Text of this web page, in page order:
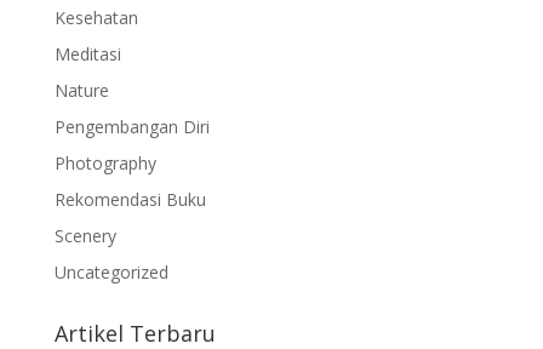
Kesehatan
Meditasi
Nature
Pengembangan Diri
Photography
Rekomendasi Buku
Scenery
Uncategorized
Artikel Terbaru